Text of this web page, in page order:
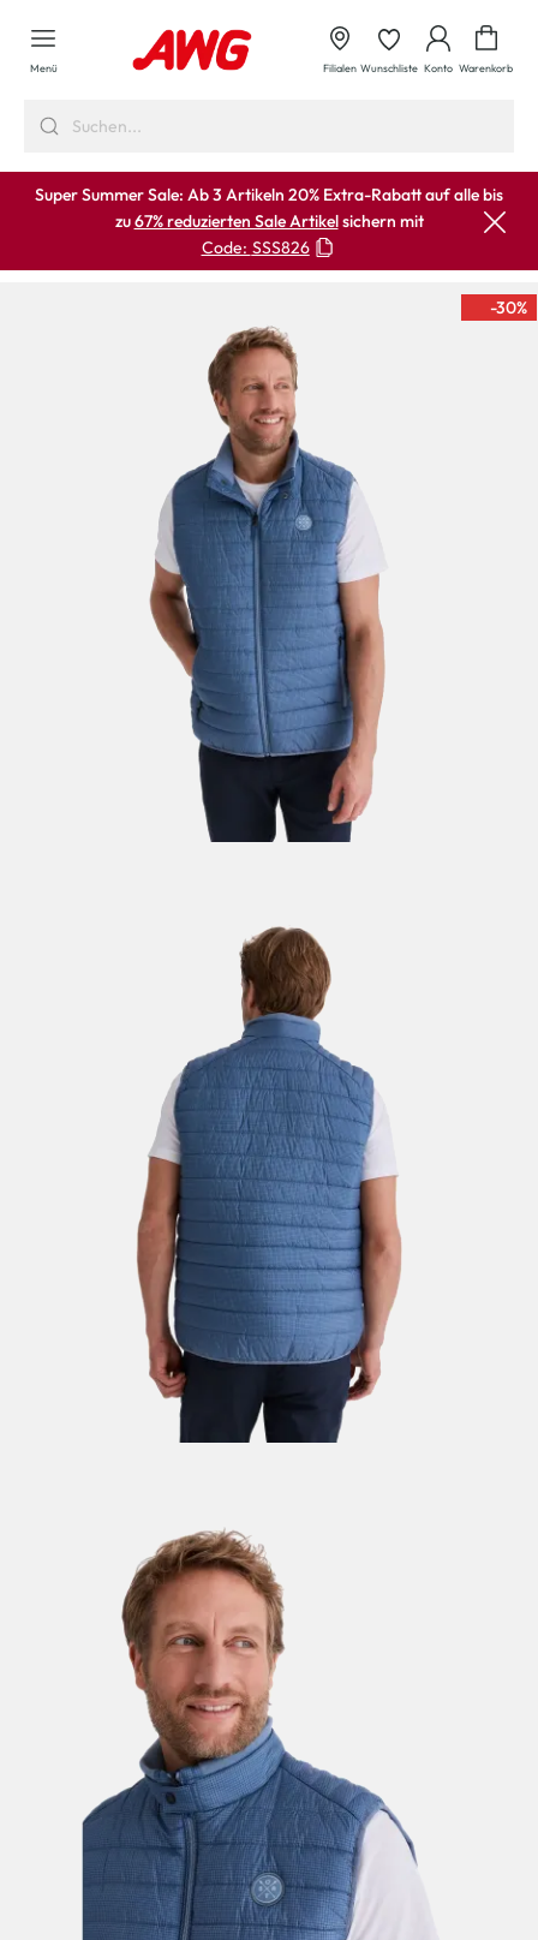
springen
Menü Filialen Wunschliste Konto Warenkorb
Super Summer Sale: Ab 3 Artikeln 20% Extra-Rabatt auf alle bis
zu67% reduzierten Sale Artikelsichern mit
Code: SSS826
-30%